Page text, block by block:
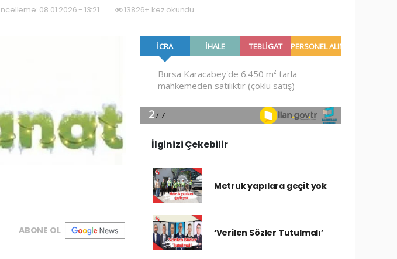
08.01.2026 - 13:21 13826+ kez okundu.
ABONE OL
İlginizi Çekebilir
Metruk yapılara geçit yok
‘Verilen Sözler Tutulmalı’